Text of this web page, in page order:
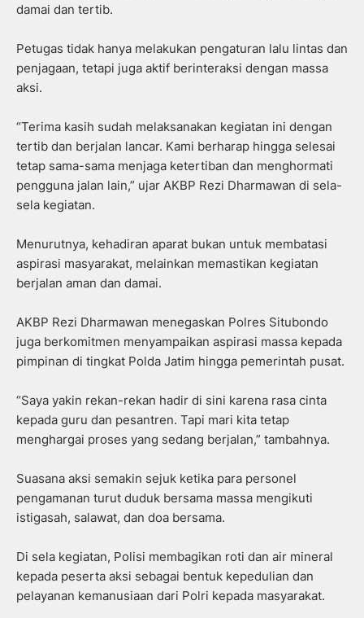
damai dan tertib.
Petugas tidak hanya melakukan pengaturan lalu lintas dan
penjagaan, tetapi juga aktif berinteraksi dengan massa
aksi.
“Terima kasih sudah melaksanakan kegiatan ini dengan
tertib dan berjalan lancar. Kami berharap hingga selesai
tetap sama-sama menjaga ketertiban dan menghormati
pengguna jalan lain,” ujar AKBP Rezi Dharmawan di sela-
sela kegiatan.
Menurutnya, kehadiran aparat bukan untuk membatasi
aspirasi masyarakat, melainkan memastikan kegiatan
berjalan aman dan damai.
AKBP Rezi Dharmawan menegaskan Polres Situbondo
juga berkomitmen menyampaikan aspirasi massa kepada
pimpinan di tingkat Polda Jatim hingga pemerintah pusat.
“Saya yakin rekan-rekan hadir di sini karena rasa cinta
kepada guru dan pesantren. Tapi mari kita tetap
menghargai proses yang sedang berjalan,” tambahnya.
Suasana aksi semakin sejuk ketika para personel
pengamanan turut duduk bersama massa mengikuti
istigasah, salawat, dan doa bersama.
Di sela kegiatan, Polisi membagikan roti dan air mineral
kepada peserta aksi sebagai bentuk kepedulian dan
pelayanan kemanusiaan dari Polri kepada masyarakat.